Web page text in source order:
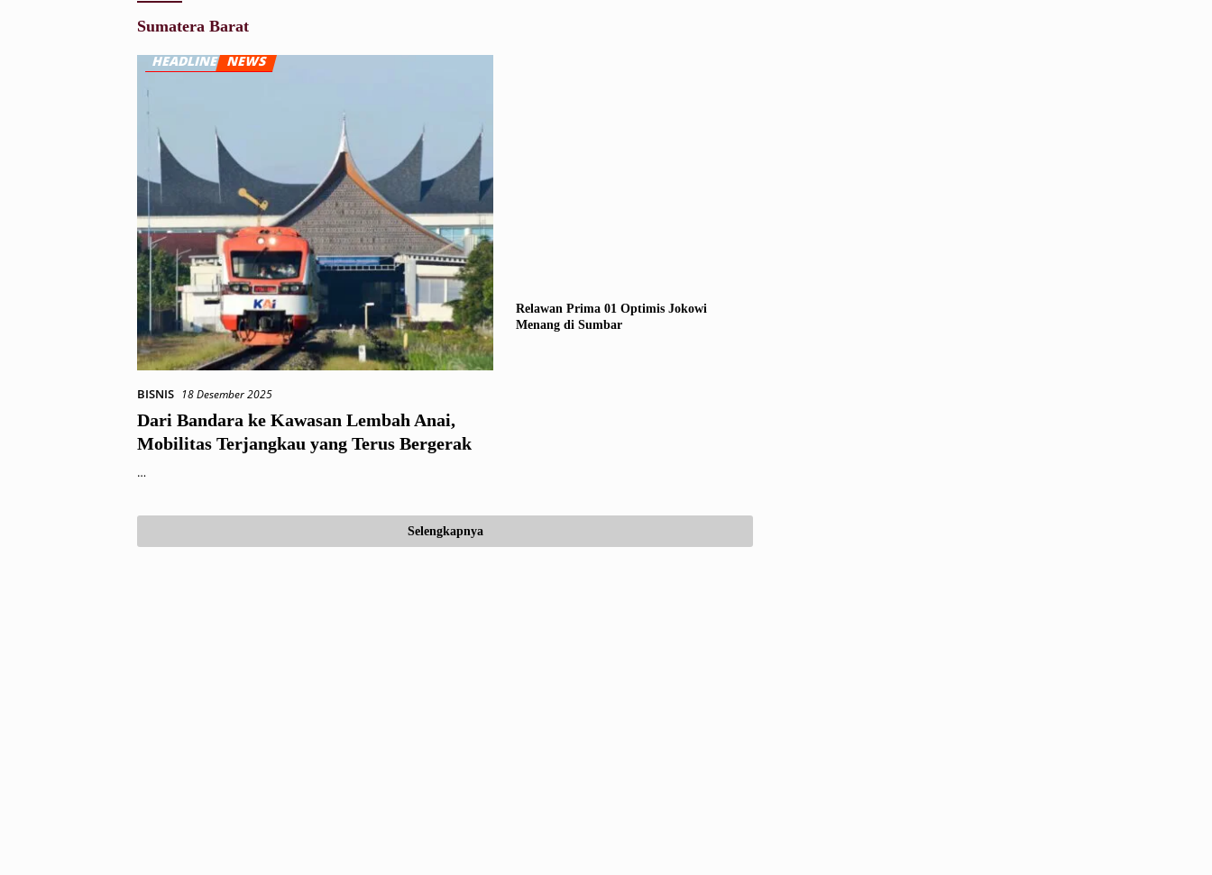
Sumatera Barat
BISNIS 18 Desember 2025
Dari Bandara ke Kawasan Lembah Anai,
Mobilitas Terjangkau yang Terus Bergerak
…
Relawan Prima 01 Optimis Jokowi
Menang di Sumbar
Selengkapnya